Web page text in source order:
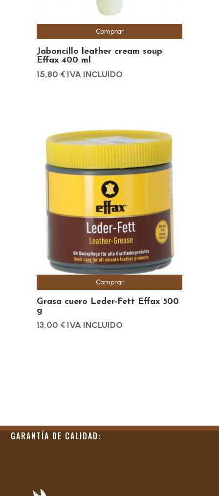
Jaboncillo leather cream soup
Effax 400 ml
15,80 € IVA INCLUIDO
Comprar
Grasa cuero Leder-Fett Effax 500
g
13,00 € IVA INCLUIDO
Comprar
GARANTÍA DE CALIDAD: